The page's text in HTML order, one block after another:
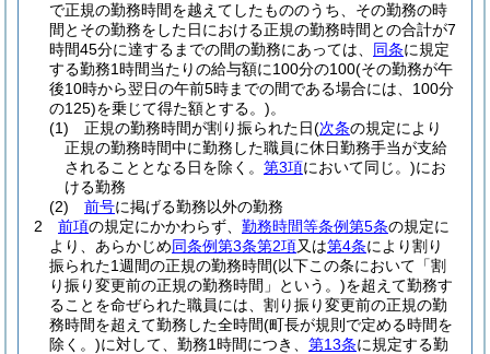
で正規の勤務時間を越えてしたもののうち、その勤務の時
間とその勤務をした日における正規の勤務時間との合計が7
時間45分に達するまでの間の勤務にあっては、 同条に規定
する勤務1時間当たりの給与額に100分の100(その勤務が午
後10時から翌日の午前5時までの間である場合には、100分
の125)を乗じて得た額とする。)。
(1)
正規の勤務時間が割り振られた日(次条の規定により
正規の勤務時間中に勤務した職員に休日勤務手当が支給
されることとなる日を除く。 第3項において同じ。)にお
ける勤務
(2)
前号に掲げる勤務以外の勤務
2
前項の規定にかかわらず、 勤務時間等条例第5条の規定に
より、あらかじめ同条例第3条第2項又は第4条により割り
振られた1週間の正規の勤務時間(以下この条において「割
り振り変更前の正規の勤務時間」という。)を超えて勤務す
ることを命ぜられた職員には、割り振り変更前の正規の勤
務時間を超えて勤務した全時間(町長が規則で定める時間を
除く。)に対して、勤務1時間につき、 第13条に規定する勤